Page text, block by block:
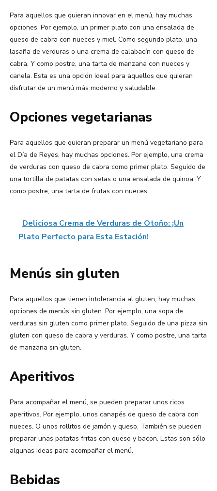
Para aquellos que quieran innovar en el menú, hay muchas
opciones. Por ejemplo, un primer plato con una ensalada de
queso de cabra con nueces y miel. Como segundo plato, una
lasaña de verduras o una crema de calabacín con queso de
cabra. Y como postre, una tarta de manzana con nueces y
canela. Esta es una opción ideal para aquellos que quieran
disfrutar de un menú más moderno y saludable.
Opciones vegetarianas
Para aquellos que quieran preparar un menú vegetariano para
el Día de Reyes, hay muchas opciones. Por ejemplo, una crema
de verduras con queso de cabra como primer plato. Seguido de
una tortilla de patatas con setas o una ensalada de quinoa. Y
como postre, una tarta de frutas con nueces.
Deliciosa Crema de Verduras de Otoño: ¡Un
Plato Perfecto para Esta Estación!
Menús sin gluten
Para aquellos que tienen intolerancia al gluten, hay muchas
opciones de menús sin gluten. Por ejemplo, una sopa de
verduras sin gluten como primer plato. Seguido de una pizza sin
gluten con queso de cabra y verduras. Y como postre, una tarta
de manzana sin gluten.
Aperitivos
Para acompañar el menú, se pueden preparar unos ricos
aperitivos. Por ejemplo, unos canapés de queso de cabra con
nueces. O unos rollitos de jamón y queso. También se pueden
preparar unas patatas fritas con queso y bacon. Estas son sólo
algunas ideas para acompañar el menú.
Bebidas